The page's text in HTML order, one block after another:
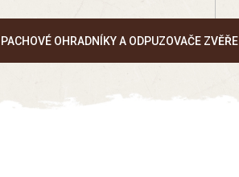
PACHOVÉ OHRADNÍKY A ODPUZOVAČE ZVĚŘE